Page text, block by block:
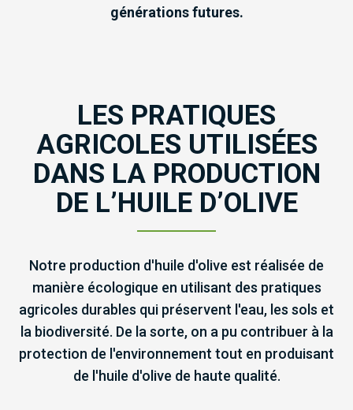
générations futures.
LES PRATIQUES
AGRICOLES UTILISÉES
DANS LA PRODUCTION
DE L’HUILE D’OLIVE
Notre production d'huile d'olive est réalisée de
manière écologique en utilisant des pratiques
agricoles durables qui préservent l'eau, les sols et
la biodiversité. De la sorte, on a pu contribuer à la
protection de l'environnement tout en produisant
de l'huile d'olive de haute qualité.